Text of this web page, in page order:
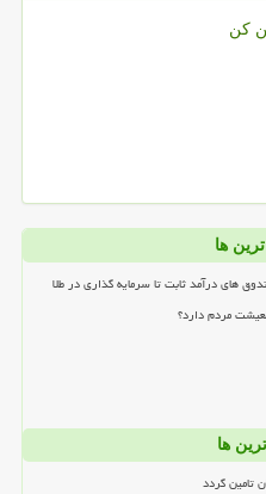
کن
ترین ها
های درآمد ثابت تا سرمایه گذاری در طلا
ها
تامین گردد